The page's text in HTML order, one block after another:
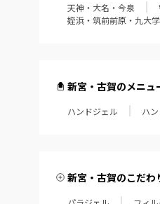
天神・大名・今泉
姪浜・筑前前原・九大
新宮・古賀のメニュ
ハンドジェル ハ
新宮・古賀のこだわ